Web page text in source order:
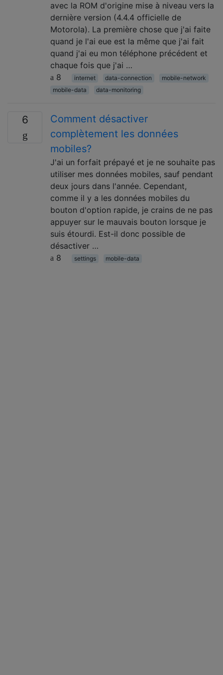
avec la ROM d'origine mise à niveau vers la
dernière version (4.4.4 officielle de
Motorola). La première chose que j'ai faite
quand je l'ai eue est la même que j'ai fait
quand j'ai eu mon téléphone précédent et
chaque fois que j'ai …
8
internet data-connection
mobile-network
mobile-data
data-monitoring
6
Comment désactiver
complètement les données
mobiles?
J'ai un forfait prépayé et je ne souhaite pas
utiliser mes données mobiles, sauf pendant
deux jours dans l'année. Cependant,
comme il y a les données mobiles du
bouton d'option rapide, je crains de ne pas
appuyer sur le mauvais bouton lorsque je
suis étourdi. Est-il donc possible de
désactiver …
8
settings mobile-data